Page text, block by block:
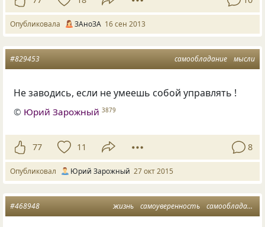
Опубликовала ЗАноЗА 16 сен 2013
самообладание мысли
#829453
Не заводись, если не умеешь собой управлять !
© Юрий Зарожный 3879
77 11 8
Опубликовал Юрий Зарожный 27 окт 2015
жизнь самоуверенность самообладание
#468948